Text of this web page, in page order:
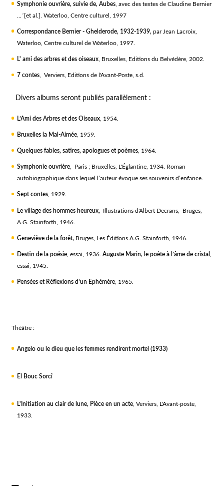
Symphonie ouvrière, suivie de, Aubes, avec des textes de Claudine Bernier
...´[et al.]. Waterloo, Centre culturel, 1997
Correspondance Bernier - Ghelderode, 1932-1939, par Jean Lacroix,
Waterloo, Centre culturel de Waterloo, 1997.
L' ami des arbres et des oiseaux, Bruxelles, Editions du Belvédère, 2002.
7 contes, Verviers, Editions de l'Avant-Poste, s.d.
Divers albums seront publiés parallèlement :
L’Ami des Arbres et des Oiseaux, 1954.
Bruxelles la Mal-Aimée, 1959.
Quelques fables, satires, apologues et poèmes, 1964.
Symphonie ouvrière, Paris ; Bruxelles, L'Églantine, 1934. Roman
autobiographique dans lequel l’auteur évoque ses souvenirs d’enfance.
Sept contes, 1929.
Le village des hommes heureux,
Illustrations d'Albert Decrans, Bruges,
A.G. Stainforth, 1946.
Geneviève de la forêt, Bruges, Les Éditions A.G. Stainforth, 1946.
Destin de la poésie, essai, 1936. Auguste Marin, le poète à l’âme de cristal
essai, 1945.
Pensées et Réflexions d’un Ephémère, 1965.
Théâtre :
Angelo ou le dieu que les femmes rendirent mortel (1933)
El Bouc Sorcî
L'Initiation au clair de lune, Pièce en un acte, Verviers, L'Avant-poste,
1933.